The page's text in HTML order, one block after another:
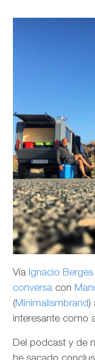
Vía Ignacio Berges
conversa con
(Minimalismbrand)
interesante como
Del podcast y de